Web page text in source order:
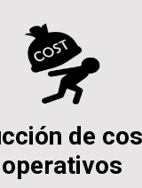
de
operativos